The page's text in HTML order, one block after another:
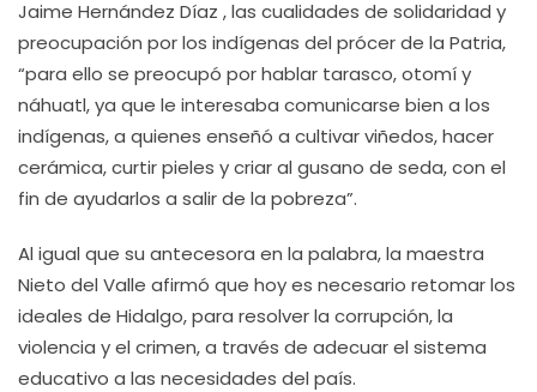
Jaime Hernández Díaz , las cualidades de solidaridad y
preocupación por los indígenas del prócer de la Patria,
“para ello se preocupó por hablar tarasco, otomí y
náhuatl, ya que le interesaba comunicarse bien a los
indígenas, a quienes enseñó a cultivar viñedos, hacer
cerámica, curtir pieles y criar al gusano de seda, con el
fin de ayudarlos a salir de la pobreza”.
Al igual que su antecesora en la palabra, la maestra
Nieto del Valle afirmó que hoy es necesario retomar los
ideales de Hidalgo, para resolver la corrupción, la
violencia y el crimen, a través de adecuar el sistema
educativo a las necesidades del país.